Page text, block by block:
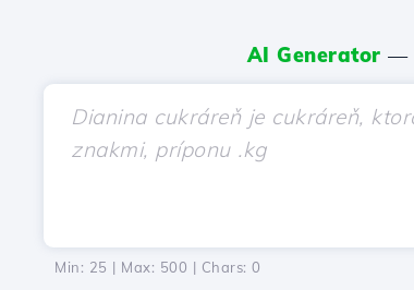
AI Generator —
Min: 25 | Max: 500 | Chars: 0